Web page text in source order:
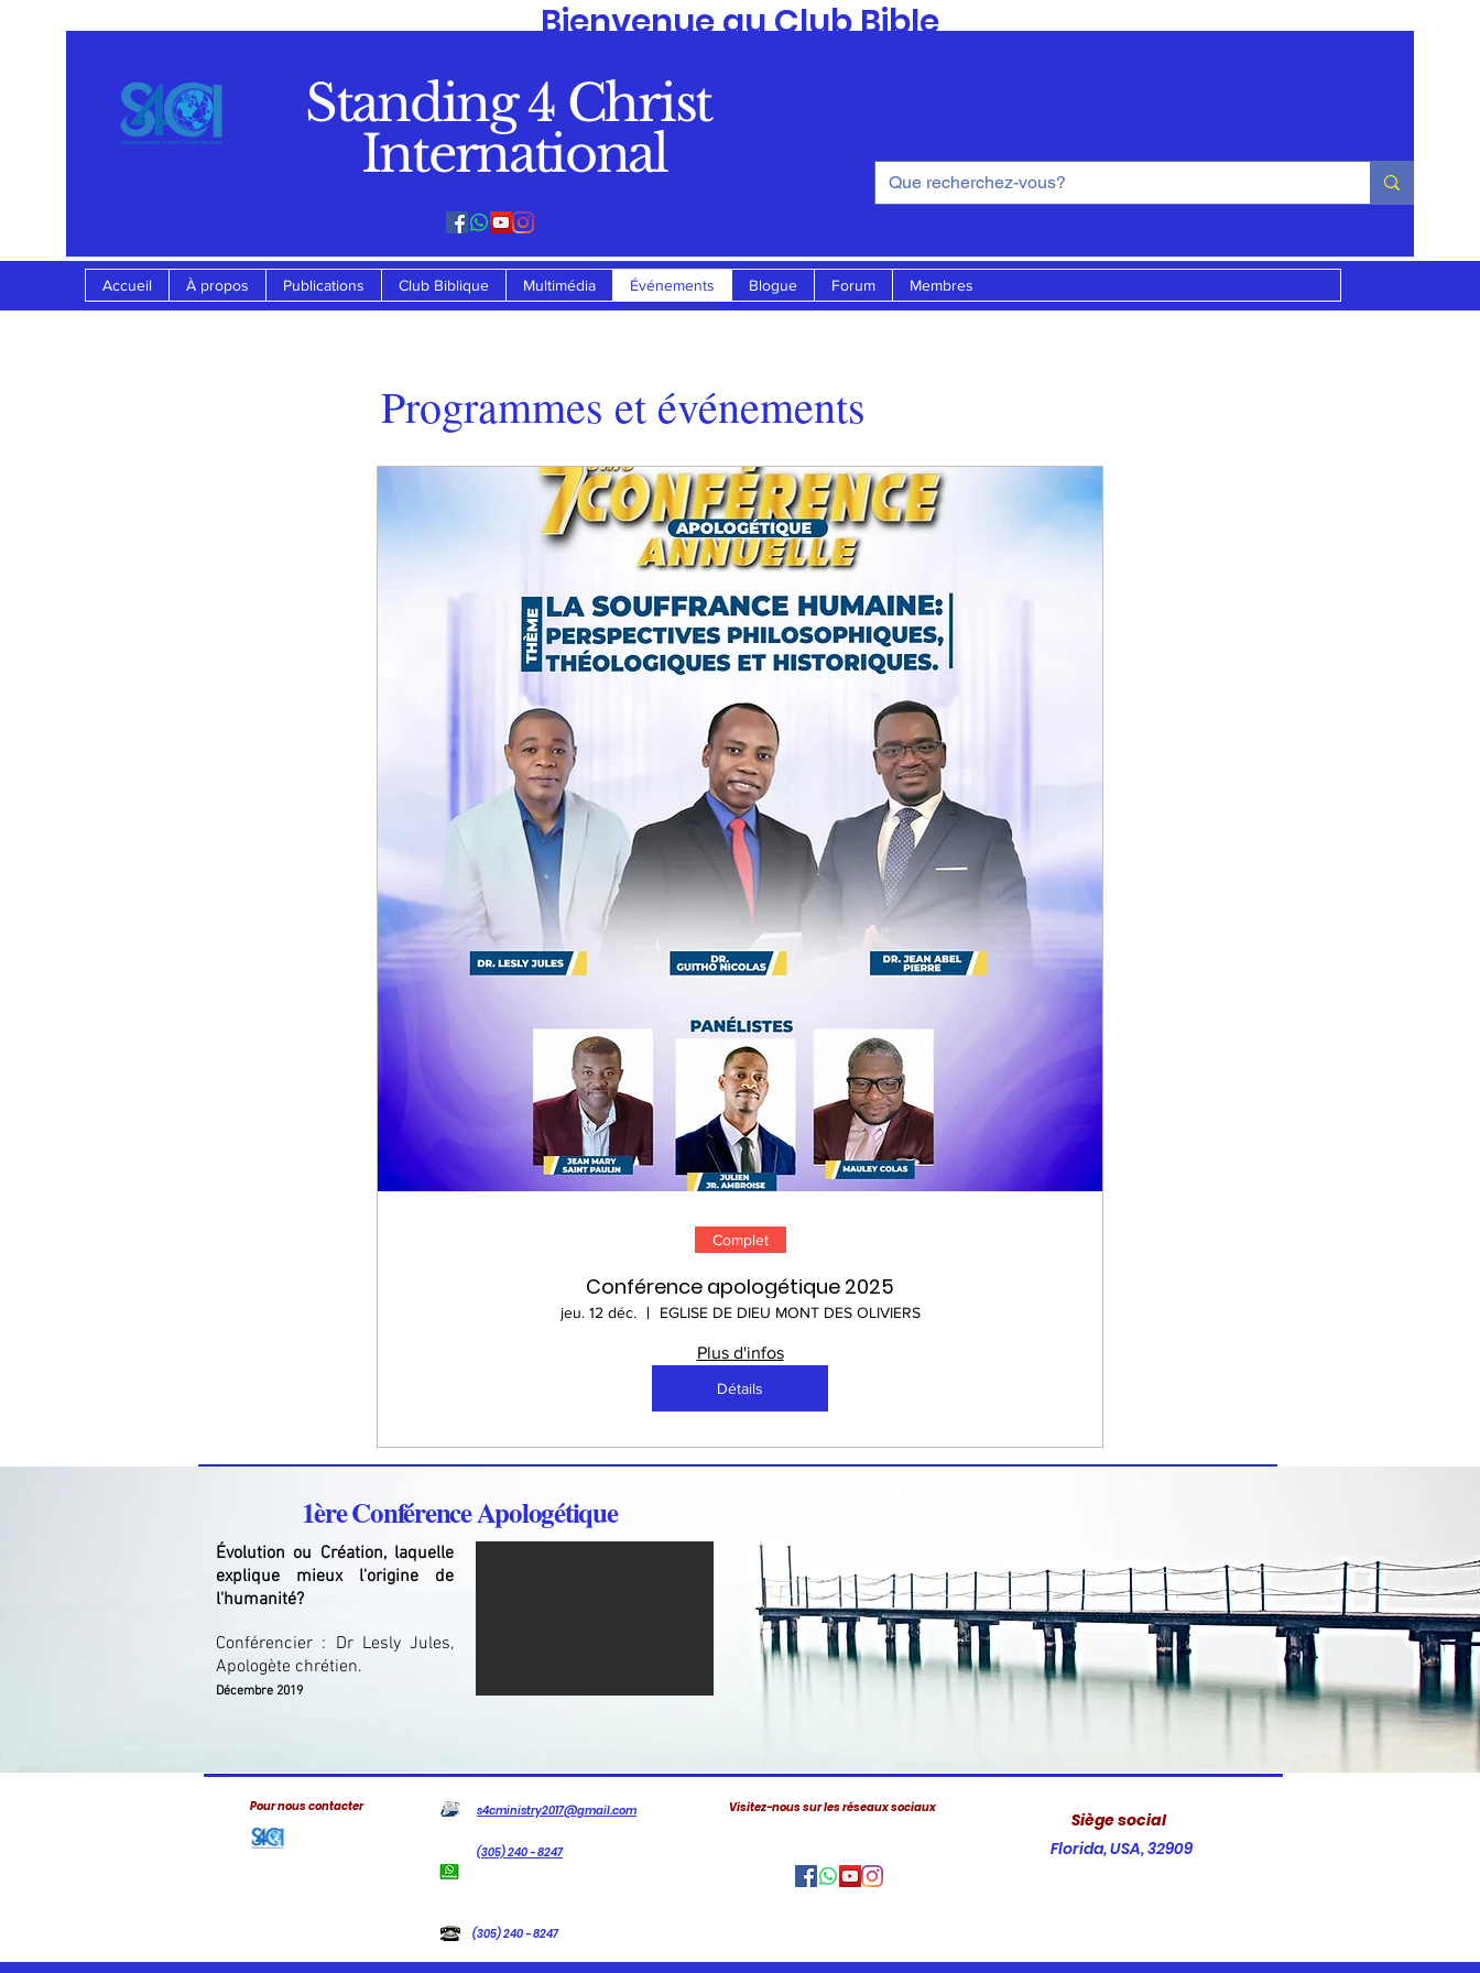
Bienvenue au Club Bible
Standing 4 Christ Ministry
Standing 4 Christ
International
Accueil À propos Publications Club Biblique Multimédia Événements Blogue Forum Membres
Programmes et événements
Complet
Conférence apologétique 2025
jeu. 12 déc. EGLISE DE DIEU MONT DES OLIVIERS
Plus d'infos
Détails
Pour nous contacter s4cministry2017@gmail.com
(305) 240 - 8247
Visitez-nous sur les réseaux sociaux
Siège social
Florida, USA,32909
(305) 240 - 8247
1ère Conférence Apologétique
Évolution ou Création, laquelle
explique mieux l'origine de
l'humanité?
Conférencier : Dr Lesly Jules,
Apologète chrétien.
Décembre 2019